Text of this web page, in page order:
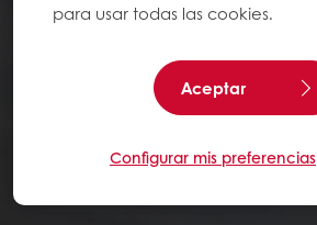
para usar todas las cookies.
Aceptar
Configurar mis preferencias